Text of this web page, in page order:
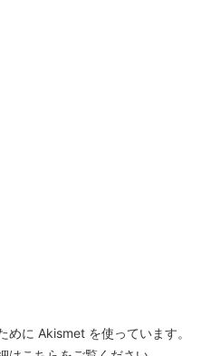
めに Akismet を使っています。